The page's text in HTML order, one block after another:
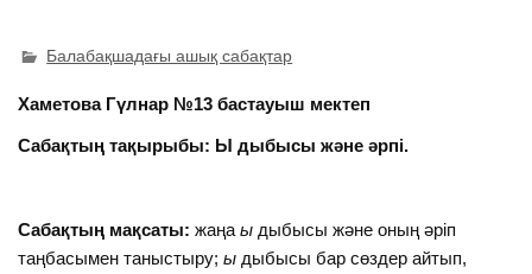
Балабақшадағы ашық сабақтар
Хаметова Гүлнар №13 бастауыш мектеп
Сабақтың тақырыбы: Ы дыбысы және әрпі.
Сабақтың мақсаты: жаңаы дыбысы және оның әріп
таңбасымен таныстыру;ы дыбысы бар сөздер айтып,